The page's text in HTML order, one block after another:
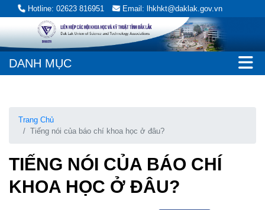
Hotline: 02623 816951 Email: lhkhkt@daklak.gov.vn
DANH MỤC
Trang Chủ
Tiếng nói của báo chí khoa học ở đâu?
TIẾNG NÓI CỦA BÁO CHÍ
KHOA HỌC Ở ĐÂU?